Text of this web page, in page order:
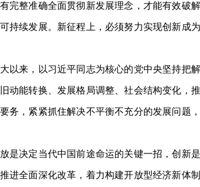
完整准确全面贯彻新发展理念，才能有效破
持续发展。新征程上，必须努力实现创新成
来，以习近平同志为核心的党中央坚持把
动能转换、发展格局调整、社会结构变化，
务，紧紧抓住解决不平衡不充分的发展问题
决定当代中国前途命运的关键一招，创新
进全面深化改革，着力构建开放型经济新体